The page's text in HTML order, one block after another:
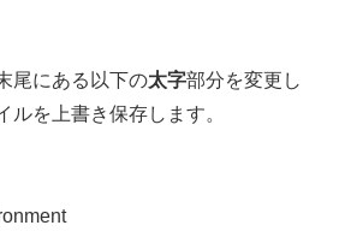
尾にある以下の太字部分を変更し
ルを上書き保存します。